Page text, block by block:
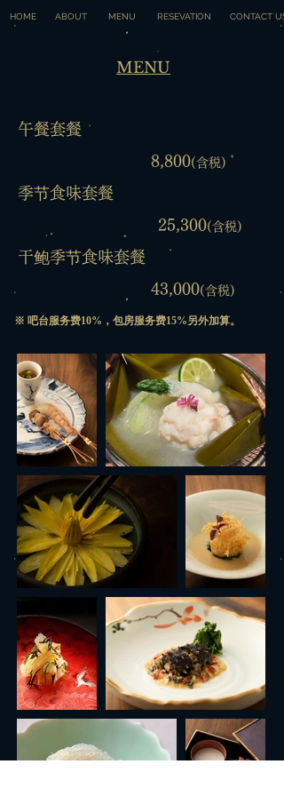
HOME ABOUT MENU RESEVATION CONTACT US
MENU
​午餐套餐
8,800(含税)
季节食味套餐
25,300(含税)
干鲍季节食味套餐
43,000(含税)
※ 吧台服务费10%， 包房服务费15%另外加算。